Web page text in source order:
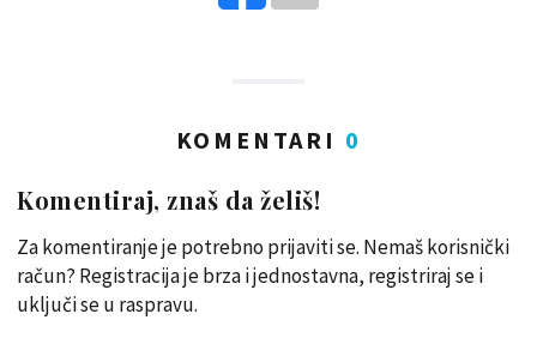
KOMENTARI 0
Komentiraj, znaš da želiš!
Za komentiranje je potrebno prijaviti se. Nemaš korisnički
račun? Registracija je brza i jednostavna, registriraj se i
uključi se u raspravu.